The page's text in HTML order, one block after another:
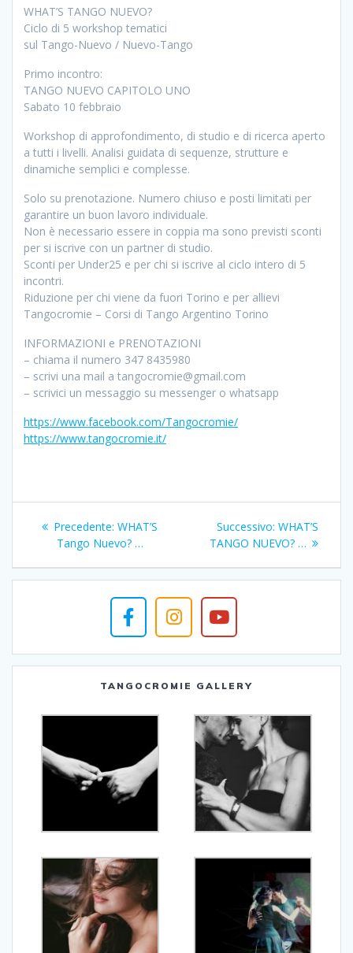
WHAT’S TANGO NUEVO?
Ciclo di 5 workshop tematici
sul Tango-Nuevo / Nuevo-Tango
Primo incontro:
TANGO NUEVO CAPITOLO UNO
Sabato 10 febbraio
Workshop di approfondimento, di studio e di ricerca aperto
a tutti i livelli. Analisi guidata di sequenze, strutture e
dinamiche semplici e complesse.
Solo su prenotazione. Numero chiuso e posti limitati per
garantire un buon lavoro individuale.
Non è necessario essere in coppia ma sono previsti sconti
per si iscrive con un partner di studio.
Sconti per Under25 e per chi si iscrive al ciclo intero di 5
incontri.
Riduzione per chi viene da fuori Torino e per allievi
Tangocromie – Corsi di Tango Argentino Torino
INFORMAZIONI e PRENOTAZIONI
– chiama il numero 347 8435980
– scrivi una mail a tangocromie@gmail.com
– scrivici un messaggio su messenger o whatsapp
https://www.facebook.com/Tangocromie/
https://www.tangocromie.it/
Navigazione
articoli
Precedente: Articolo
precedente:
WHAT’S
Tango Nuevo? …
Successivo: Articolo
successivo:
WHAT’S
TANGO NUEVO? …
TANGOCROMIE GALLERY